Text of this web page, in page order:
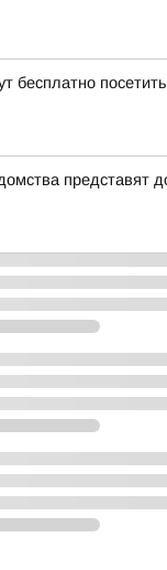
бесплатно
представят